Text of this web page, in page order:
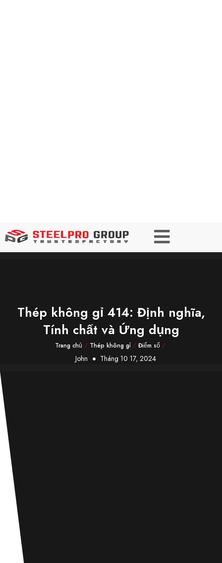
Thép không gỉ 414: Định nghĩa,
Tính chất và Ứng dụng
Trang chủ / Thép không gỉ/ Điểm số/
John Tháng 10 17, 2024